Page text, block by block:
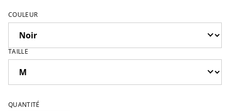
COULEUR
TAILLE
QUANTITÉ